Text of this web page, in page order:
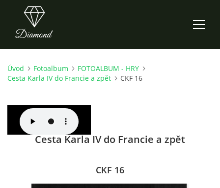
ÚVOD
O NÁS
Úvod Fotoalbum
FOTOALBUM - HRY
Cesta Karla IV do Francie a zpět
CKF 16
Cesta Karla IV do Francie a zpět
CKF 16